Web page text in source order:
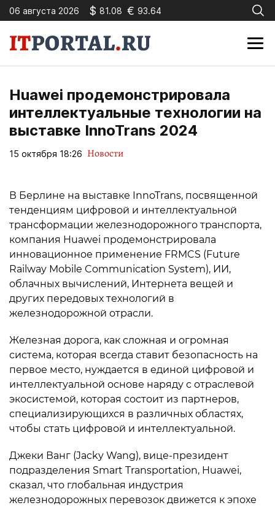
06 августа 2026 $ 81.08 € 93.64
Huawei продемонстрировала
интеллектуальные технологии на
выставке InnoTrans 2024
15 октября 18:26 Новости
В Берлине на выставке InnoTrans, посвященной
тенденциям цифровой и интеллектуальной
трансформации железнодорожного транспорта,
компания Huawei продемонстрировала
инновационное применение FRMCS (Future
Railway Mobile Communication System), ИИ,
облачных вычислений, Интернета вещей и
других передовых технологий в
железнодорожной отрасли.
Железная дорога, как сложная и огромная
система, которая всегда ставит безопасность на
первое место, нуждается в единой цифровой и
интеллектуальной основе наряду с отраслевой
экосистемой, которая состоит из партнеров,
специализирующихся в различных областях,
чтобы стать цифровой и интеллектуальной.
Джеки Ванг (Jacky Wang), вице-президент
подразделения Smart Transportation, Huawei,
сказал, что глобальная индустрия
железнодорожных перевозок движется к эпохе